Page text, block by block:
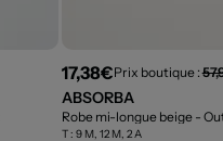
17,38€Prix boutique :
ABSORBA
Robe mi-longue beige -
T : 9 M, 12 M, 2 A